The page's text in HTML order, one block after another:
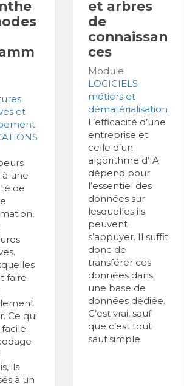
et
une
de
faire
Ce qui
facile.
ils
à un
et arbres
de
connaissan
ces
Module
LOGICIELS
métiers et
dématérialisation
L’efficacité d’une
entreprise et
celle d’un
algorithme d’IA
dépend pour
l’essentiel des
données sur
lesquelles ils
peuvent
s’appuyer. Il suffit
donc de
transférer ces
données dans
une base de
données dédiée.
C’est vrai, sauf
que c’est tout
sauf simple.